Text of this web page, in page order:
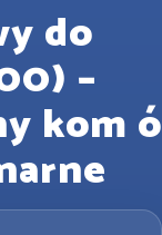
do
–
kom ó